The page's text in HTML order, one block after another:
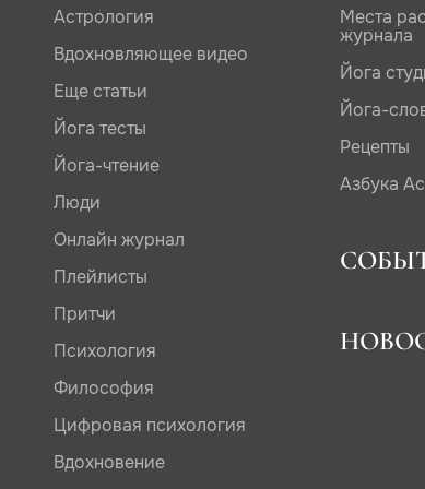
Астрология
Вдохновляющее видео
Еще статьи
Йога тесты
Йога-чтение
Люди
Онлайн журнал
Плейлисты
Притчи
Психология
Философия
Цифровая психология
Вдохновение
Места
журнала
Йога
Йога-
Рецепты
Азбука